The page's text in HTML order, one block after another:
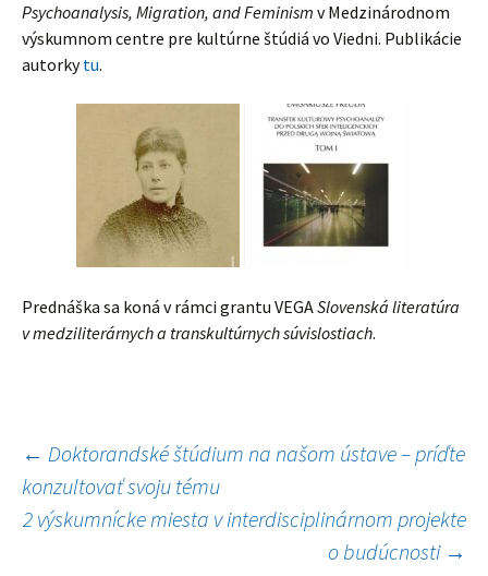
Psychoanalysis, Migration, and Feminism v Medzinárodnom
výskumnom centre pre kultúrne štúdiá vo Viedni. Publikácie
autorkytu.
Prednáška sa koná v rámci grantu VEGASlovenská literatúra
v medziliterárnych a transkultúrnych súvislostiach.
Navigácia
článkami
← Doktorandské štúdium na našom ústave – príďte
konzultovať svoju tému
2 výskumnícke miesta v interdisciplinárnom projekte
o budúcnosti →